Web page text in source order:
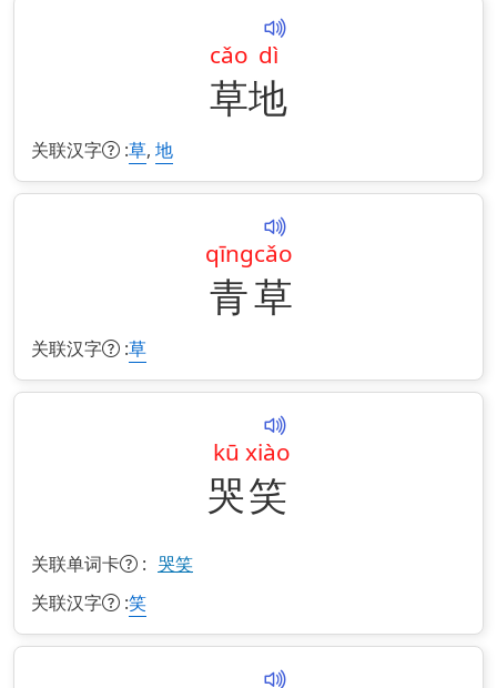
草
cǎo
地
dì
关联汉字 :草, 地
青
qīng
草
cǎo
关联汉字 :草
哭
kū
笑
xiào
关联单词卡 : 哭笑
关联汉字 :笑